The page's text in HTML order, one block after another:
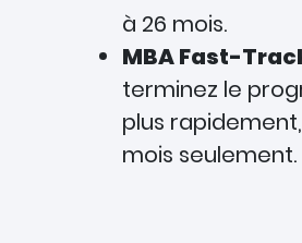
à 26 mois.
MBA Fast-
terminez le
plus rapidement,
mois seulement.